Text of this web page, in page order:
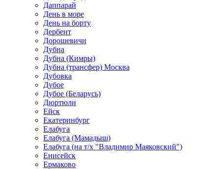
Даппарай
День в море
День на борту
Дербент
Дорошевичи
Дубна
Дубна (Кимры)
Дубна (трансфер) Москва
Дубовка
Дубое
Дубое (Беларусь)
Дюртюли
Ейск
Екатеринбург
Елабуга
Елабуга (Мамадыш)
Елабуга (на т/х "Владимир Маяковский")
Енисейск
Ермаково